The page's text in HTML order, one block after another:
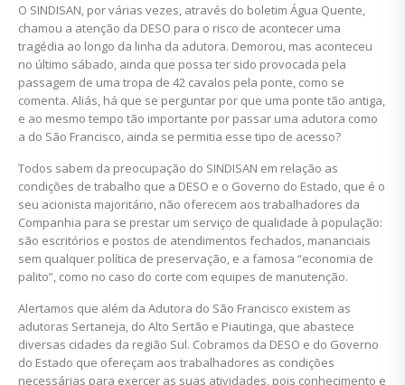
O SINDISAN, por várias vezes, através do boletim Água Quente,
chamou a atenção da DESO para o risco de acontecer uma
tragédia ao longo da linha da adutora. Demorou, mas aconteceu
no último sábado, ainda que possa ter sido provocada pela
passagem de uma tropa de 42 cavalos pela ponte, como se
comenta. Aliás, há que se perguntar por que uma ponte tão antiga,
e ao mesmo tempo tão importante por passar uma adutora como
a do São Francisco, ainda se permitia esse tipo de acesso?
Todos sabem da preocupação do SINDISAN em relação as
condições de trabalho que a DESO e o Governo do Estado, que é o
seu acionista majoritário, não oferecem aos trabalhadores da
Companhia para se prestar um serviço de qualidade à população:
são escritórios e postos de atendimentos fechados, mananciais
sem qualquer política de preservação, e a famosa “economia de
palito”, como no caso do corte com equipes de manutenção.
Alertamos que além da Adutora do São Francisco existem as
adutoras Sertaneja, do Alto Sertão e Piautinga, que abastece
diversas cidades da região Sul. Cobramos da DESO e do Governo
do Estado que ofereçam aos trabalhadores as condições
necessárias para exercer as suas atividades, pois conhecimento e